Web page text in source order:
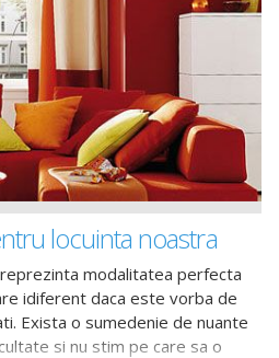
locuinta noastra
modalitatea perfecta
idiferent daca este vorba de
Exista o sumedenie de nuante
si nu stim pe care sa o